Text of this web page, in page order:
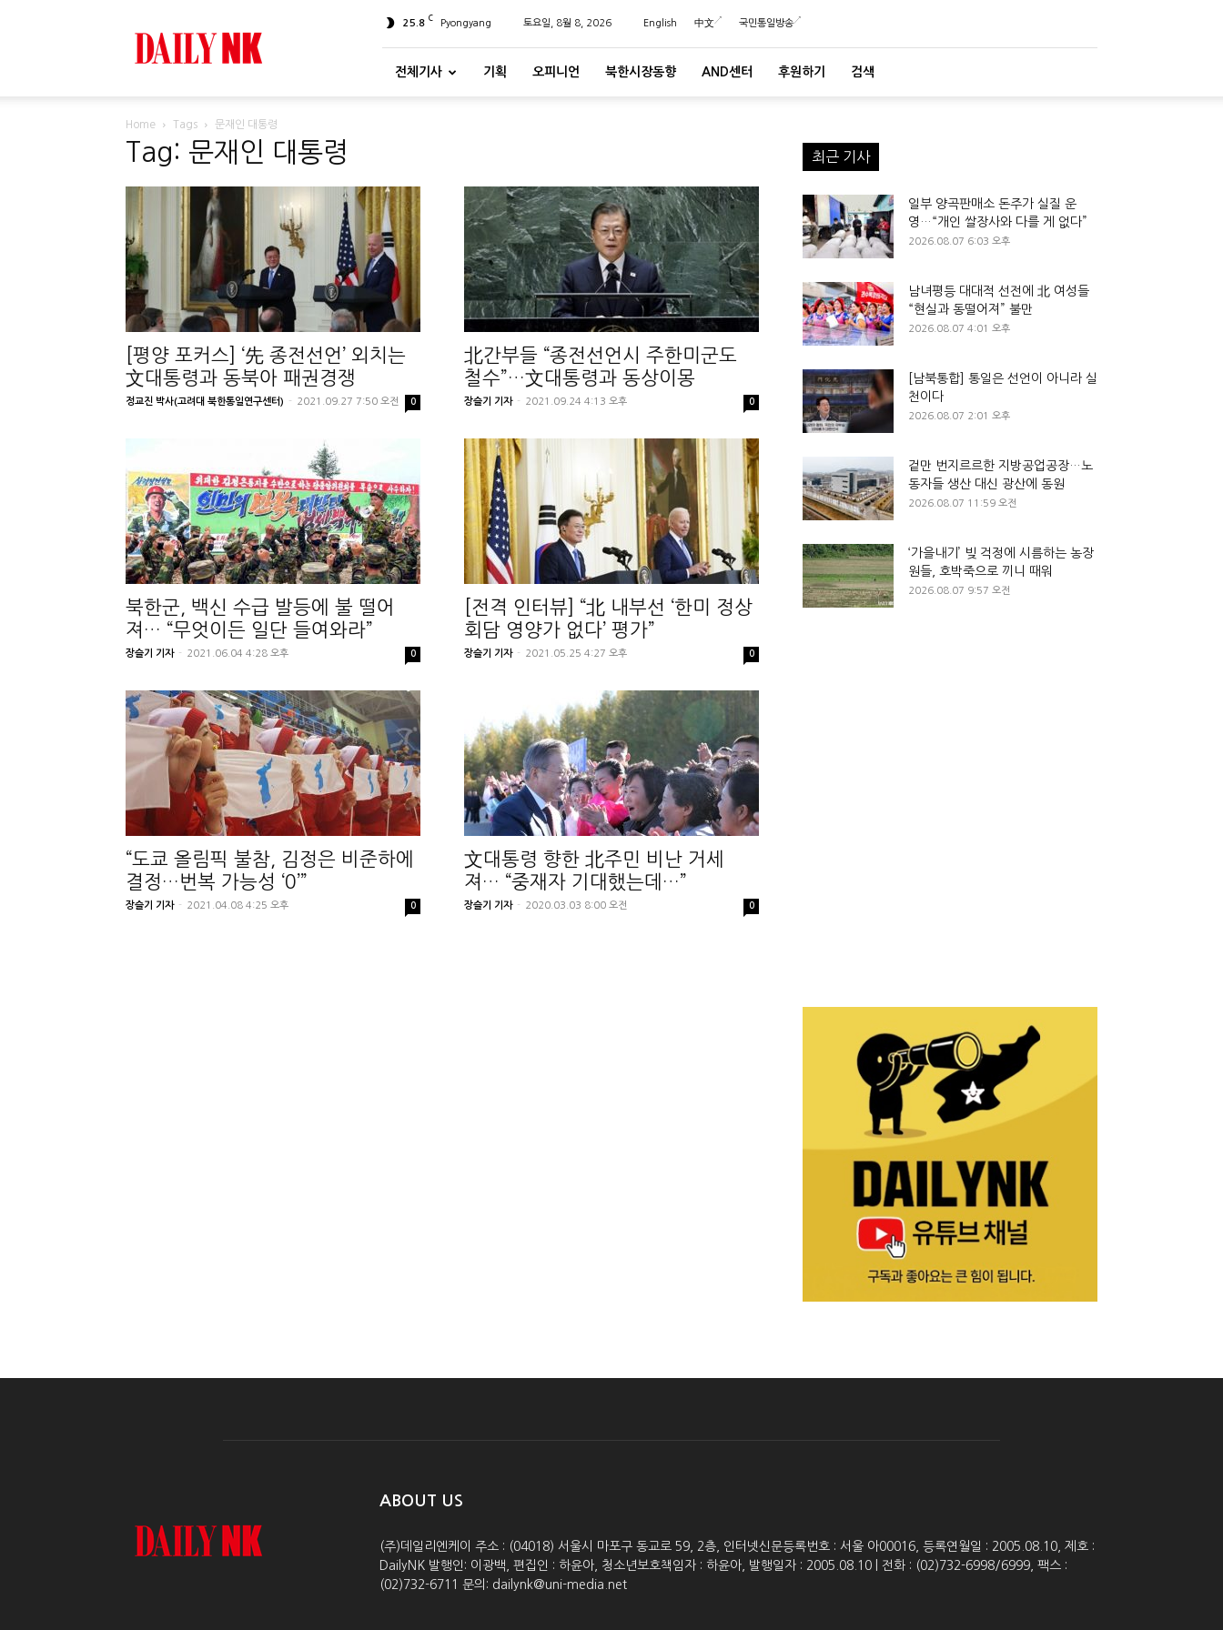
25.8 C Pyongyang 토요일, 8월 8, 2026 English 中文 국민통일방송
전체기사 기획 오피니언 북한시장동향 AND센터 후원하기 검색
Home Tags 문재인 대통령
Tag: 문재인 대통령
[평양 포커스] ‘先 종전선언’ 외치는
文대통령과 동북아 패권경쟁
정교진 박사(고려대 북한통일연구센터) - 2021.09.27 7:50 오전 0
北간부들 “종전선언시 주한미군도
철수”…文대통령과 동상이몽
장슬기 기자 - 2021.09.24 4:13 오후 0
북한군, 백신 수급 발등에 불 떨어
져… “무엇이든 일단 들여와라”
장슬기 기자 - 2021.06.04 4:28 오후 0
[전격 인터뷰] “北 내부선 ‘한미 정상
회담 영양가 없다’ 평가”
장슬기 기자 - 2021.05.25 4:27 오후 0
“도쿄 올림픽 불참, 김정은 비준하에
결정…번복 가능성 ‘0’”
장슬기 기자 - 2021.04.08 4:25 오후 0
文대통령 향한 北주민 비난 거세
져… “중재자 기대했는데…”
장슬기 기자 - 2020.03.03 8:00 오전 0
최근 기사
일부 양곡판매소 돈주가 실질 운
영…“개인 쌀장사와 다를 게 없다”
2026.08.07 6:03 오후
남녀평등 대대적 선전에 北 여성들
“현실과 동떨어져” 불만
2026.08.07 4:01 오후
[남북통합] 통일은 선언이 아니라 실
천이다
2026.08.07 2:01 오후
겉만 번지르르한 지방공업공장…노
동자들 생산 대신 광산에 동원
2026.08.07 11:59 오전
‘가을내기’ 빚 걱정에 시름하는 농장
원들, 호박죽으로 끼니 때워
2026.08.07 9:57 오전
ABOUT US
(주)데일리엔케이 주소 : (04018) 서울시 마포구 동교로 59, 2층, 인터넷신문등록번호 : 서울 아00016, 등록연월일 : 2005.08.10, 제호 :
DailyNK 발행인: 이광백, 편집인 : 하윤아, 청소년보호책임자 : 하윤아, 발행일자 : 2005.08.10 | 전화 : (02)732-6998/6999, 팩스 :
(02)732-6711 문의: dailynk@uni-media.net